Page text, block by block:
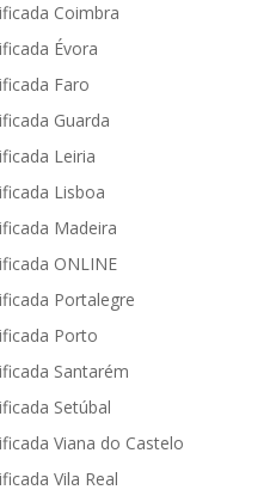
Coimbra
Évora
Faro
Guarda
Leiria
Lisboa
Madeira
ONLINE
Portalegre
Porto
Santarém
Setúbal
Viana do Castelo
Vila Real